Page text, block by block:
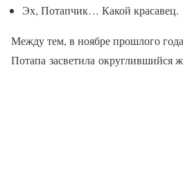
Эх, Потапчик… Какой красавец.
Между тем, в ноябре прошлого
Потапа засветила округлившийся